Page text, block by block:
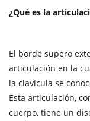
¿Qué es la
El borde supero
articulación en la
la clavícula se
Esta articulación,
cuerpo, tiene un